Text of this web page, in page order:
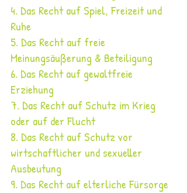
4. Das Recht auf Spiel, Freizeit und
Ruhe
5. Das Recht auf freie
Meinungsäußerung & Beteiligung
6. Das Recht auf gewaltfreie
Erziehung
7. Das Recht auf Schutz im Krieg
oder auf der Flucht
8. Das Recht auf Schutz vor
wirtschaftlicher und sexueller
Ausbeutung
9. Das Recht auf elterliche Fürsorge